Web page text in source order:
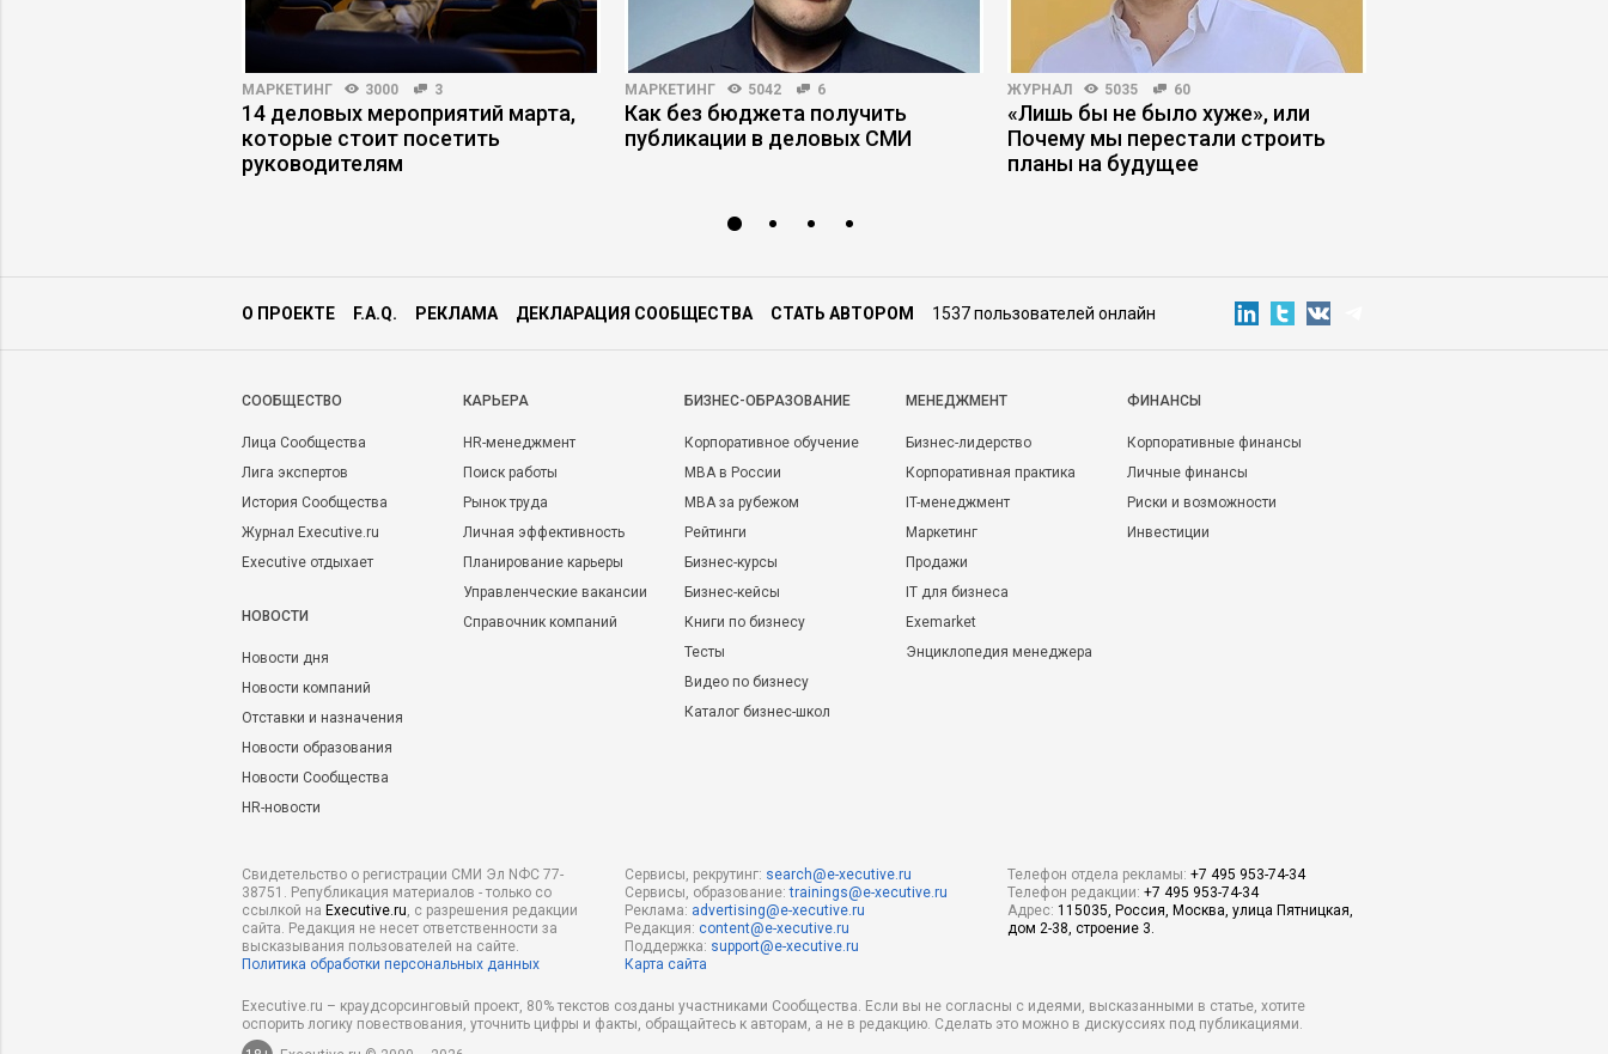
МАРКЕТИНГ 3000 3
14 деловых мероприятий марта,
которые стоит посетить
руководителям
МАРКЕТИНГ 5042 6
Как без бюджета получить
публикации в деловых СМИ
ЖУРНАЛ 5035 60
«Лишь бы не было хуже», или
Почему мы перестали строить
планы на будущее
О ПРОЕКТЕ F.A.Q. РЕКЛАМА ДЕКЛАРАЦИЯ СООБЩЕСТВА СТАТЬ АВТОРОМ 1537 пользователей онлайн
CООБЩЕСТВО
Лица Сообщества
Лига экспертов
История Сообщества
Журнал Executive.ru
Executive отдыхает
НОВОСТИ
Новости дня
Новости компаний
Отставки и назначения
Новости образования
Новости Сообщества
HR-новости
КАРЬЕРА
HR-менеджмент
Поиск работы
Рынок труда
Личная эффективность
Планирование карьеры
Управленческие вакансии
Справочник компаний
БИЗНЕС-ОБРАЗОВАНИЕ
Корпоративное обучение
MBA в России
MBA за рубежом
Рейтинги
Бизнес-курсы
Бизнес-кейсы
Книги по бизнесу
Тесты
Видео по бизнесу
Каталог бизнес-школ
МЕНЕДЖМЕНТ
Бизнес-лидерство
Корпоративная практика
IT-менеджмент
Маркетинг
Продажи
IT для бизнеса
Exemarket
Энциклопедия менеджера
ФИНАНСЫ
Корпоративные финансы
Личные финансы
Риски и возможности
Инвестиции
Свидетельство о регистрации СМИ Эл NФС 77-
38751. Републикация материалов - только со
ссылкой на Executive.ru, с разрешения редакции
сайта. Редакция не несет ответственности за
высказывания пользователей на сайте.
Политика обработки персональных данных
Сервисы, рекрутинг: search@e-xecutive.ru
Сервисы, образование:trainings@e-xecutive.ru
Реклама: advertising@e-xecutive.ru
Редакция: content@e-xecutive.ru
Поддержка: support@e-xecutive.ru
Карта сайта
Телефон отдела рекламы: +7 495 953-74-34
Телефон редакции: +7 495 953-74-34
Адрес: 115035, Россия, Москва, улица Пятницкая,
дом 2-38, строение 3.
Executive.ru – краудсорсинговый проект, 80% текстов созданы участниками Сообщества. Если вы не согласны с идеями, высказанными в статье, хотите
оспорить логику повествования, уточнить цифры и факты, обращайтесь к авторам, а не в редакцию. Сделать это можно в дискуссиях под публикациями.